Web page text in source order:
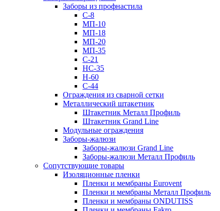
Заборы из профнастила
С-8
МП-10
МП-18
МП-20
МП-35
С-21
НС-35
Н-60
С-44
Ограждения из сварной сетки
Металлический штакетник
Штакетник Металл Профиль
Штакетник Grand Line
Модульные ограждения
Заборы-жалюзи
Заборы-жалюзи Grand Line
Заборы-жалюзи Металл Профиль
Сопутствующие товары
Изоляционные пленки
Пленки и мембраны Eurovent
Пленки и мембраны Металл Профиль
Пленки и мембраны ONDUTISS